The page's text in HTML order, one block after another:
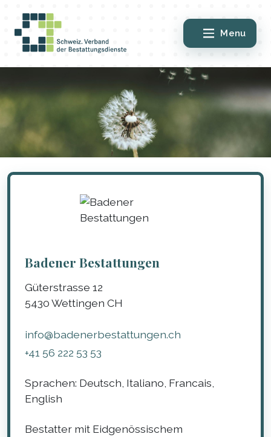
Menu
Badener Bestattungen
Güterstrasse 12
5430Wettingen CH
info@badenerbestattungen.ch
+41 56 222 53 53
Sprachen: Deutsch, Italiano, Francais,
English
Bestatter mit Eidgenössischem